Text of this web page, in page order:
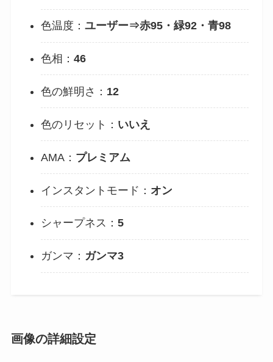
色温度：ユーザー⇒赤95・緑92・青98
色相：46
色の鮮明さ： 12
色のリセット： いいえ
AMA： プレミアム
インスタントモード： オン
シャープネス：5
ガンマ： ガンマ3
画像の詳細設定